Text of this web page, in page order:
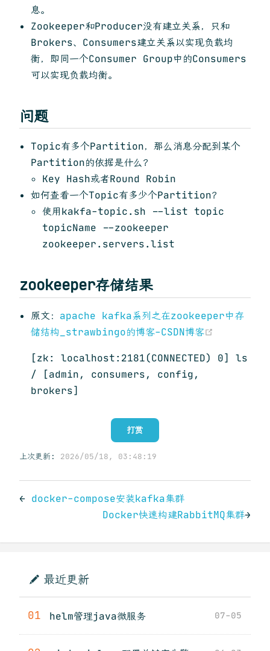
息。
Zookeeper和Producer没有建立关系，只和
Brokers、Consumers建立关系以实现负载均
衡，即同一个Consumer Group中的Consumers
可以实现负载均衡。
问题
Topic有多个Partition，那么消息分配到某个
Partition的依据是什么？
Key Hash或者Round Robin
如何查看一个Topic有多少个Partition？
使用kakfa-topic.sh --list topic
topicName --zookeeper
zookeeper.servers.list
zookeeper存储结果
原文： apache kafka系列之在zookeeper中存
储结构_strawbingo的博客-CSDN博客
[zk: localhost:2181(CONNECTED) 0] ls
/ [admin, consumers, config,
brokers]
打赏
上次更新: 2026/05/18, 03:48:19
← docker-compose安装kafka集群
Docker快速构建RabbitMQ集群→
最近更新
01 helm管理java微服务 07-05